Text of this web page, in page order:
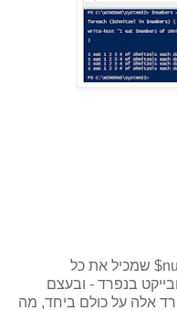
למה? כי הפעלנו את המשתנה numbers$ שמכיל את כל
בנפרד - ובעצם
אלה על כולם ביחד, מה